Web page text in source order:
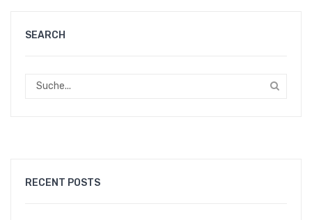
SEARCH
RECENT POSTS